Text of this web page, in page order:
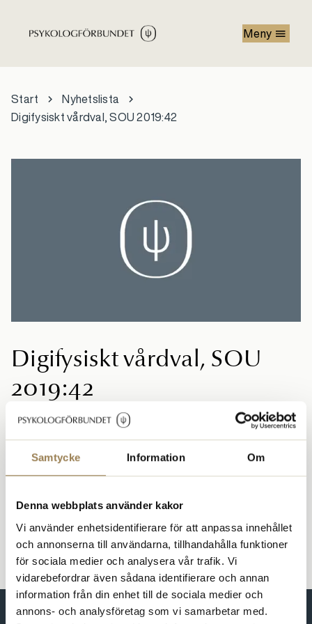
Samtycke Information Om
Denna webbplats använder kakor
Vi använder enhetsidentifierare för att anpassa innehållet
och annonserna till användarna, tillhandahålla funktioner
för sociala medier och analysera vår trafik. Vi
vidarebefordrar även sådana identifierare och annan
information från din enhet till de sociala medier och
annons- och analysföretag som vi samarbetar med.
Meny
Start
Nyhetslista
Digifysiskt vårdval, SOU 2019:42
Digifysiskt vårdval, SOU
2019:42
Publicerad: 2020-03-09 12:00 • Uppdaterad: 2024-10-25
15:12
Remissvar & skrivelser